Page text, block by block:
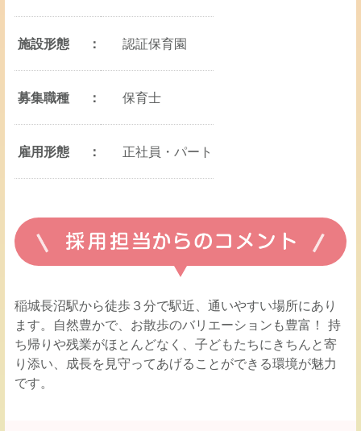
施設形態 認証保育園
募集職種 保育士
雇用形態 正社員・パート
稲城長沼駅から徒歩３分で駅近、通いやすい場所にあり
ます。自然豊かで、お散歩のバリエーションも豊富！ 持
ち帰りや残業がほとんどなく、子どもたちにきちんと寄
り添い、成長を見守ってあげることができる環境が魅力
です。